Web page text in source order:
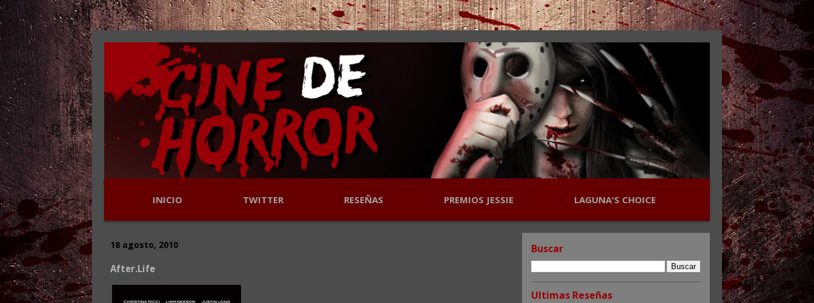
INICIO TWITTER RESEÑAS PREMIOS JESSIE LAGUNA'S CHOICE
18 agosto, 2010
After.Life
Buscar
Ultimas Reseñas